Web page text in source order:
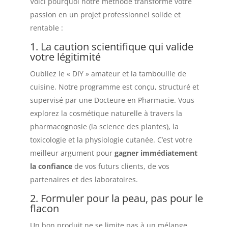
passion en un projet professionnel solide et
rentable :
1. La caution scientifique qui valide
votre légitimité
Oubliez le « DIY » amateur et la tambouille de
cuisine. Notre programme est conçu, structuré et
supervisé par une Docteure en Pharmacie. Vous
explorez la cosmétique naturelle à travers la
pharmacognosie (la science des plantes), la
toxicologie et la physiologie cutanée. C’est votre
meilleur argument pour gagner immédiatement
la confiancede vos futurs clients, de vos
partenaires et des laboratoires.
2. Formuler pour la peau, pas pour le
flacon